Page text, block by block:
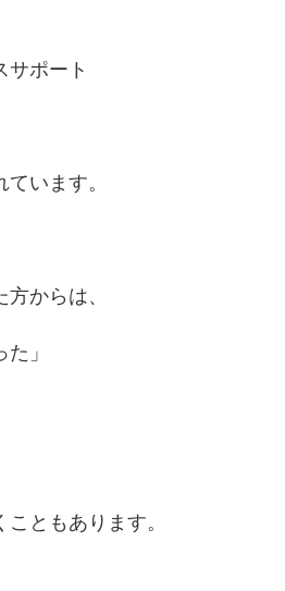
サポート
います。
からは、
」
ともあります。